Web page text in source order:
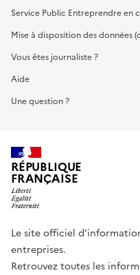
Service Public Entreprendre en
Mise à disposition des données
Vous êtes journaliste ?
Aide
Une question ?
RÉPUBLIQUE
FRANÇAISE
Le site officiel
entreprises.
Retrouvez toutes les